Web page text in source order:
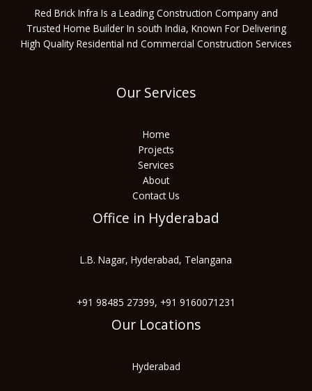
Red Brick Infra Is a Leading Construction Company and
Trusted Home Builder In south India, Known For Delivering
High Quality Residential nd Commercial Construction Services
Our Services
Home
Projects
Services
About
Contact Us
Office in Hyderabad
L.B. Nagar, Hyderabad, Telangana
+91 98485 27399, +91 9160071231
Our Locations
Hyderabad